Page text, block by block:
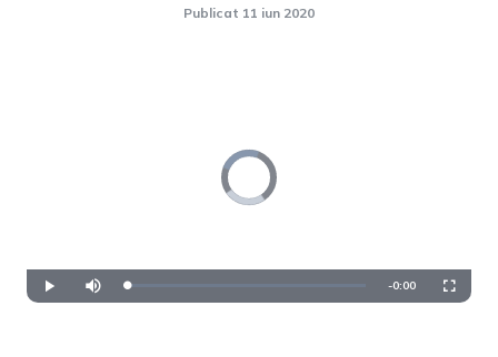
Publicat 11 iun 2020
Video
Player
is
loading.
Play Mute Loaded
0%
Remaining
-0:00